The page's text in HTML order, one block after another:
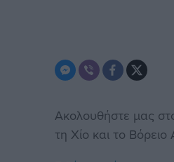
Ακολουθήστε μας
τη Χίο και το Βόρειο